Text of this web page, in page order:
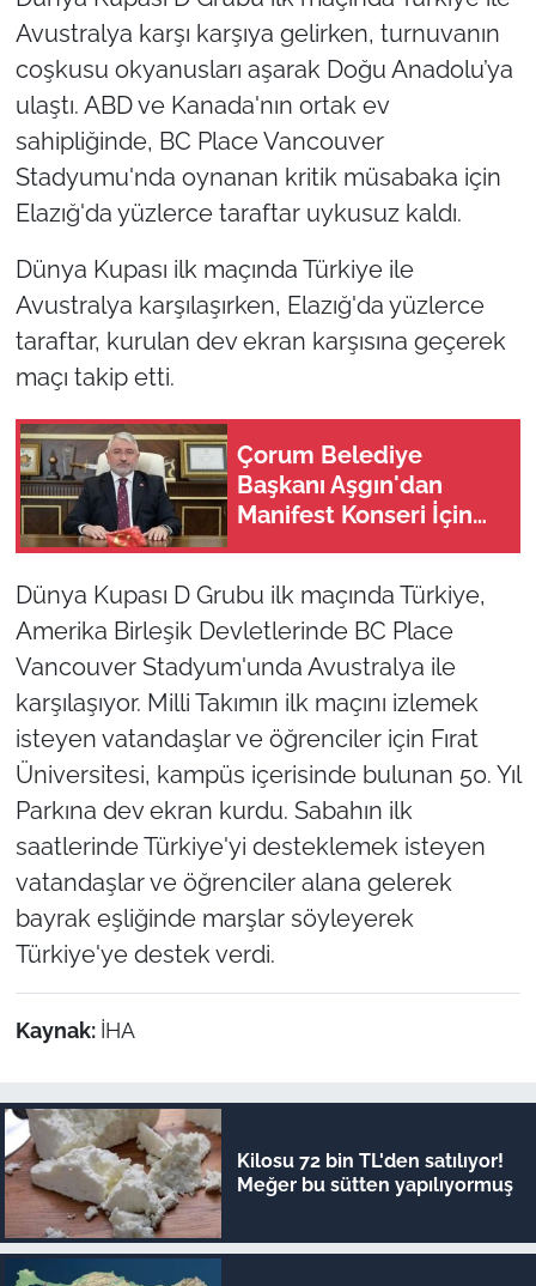
Avustralya karşı karşıya gelirken, turnuvanın
coşkusu okyanusları aşarak Doğu Anadolu’ya
ulaştı. ABD ve Kanada'nın ortak ev
sahipliğinde, BC Place Vancouver
Stadyumu'nda oynanan kritik müsabaka için
Elazığ'da yüzlerce taraftar uykusuz kaldı.
Dünya Kupası ilk maçında Türkiye ile
Avustralya karşılaşırken, Elazığ'da yüzlerce
taraftar, kurulan dev ekran karşısına geçerek
maçı takip etti.
Çorum Belediye
Başkanı Aşgın'dan
Manifest Konseri İçin
Dünya Kupası D Grubu ilk maçında Türkiye,
Amerika Birleşik Devletlerinde BC Place
Vancouver Stadyum'unda Avustralya ile
karşılaşıyor. Milli Takımın ilk maçını izlemek
isteyen vatandaşlar ve öğrenciler için Fırat
Üniversitesi, kampüs içerisinde bulunan 50. Yıl
Parkına dev ekran kurdu. Sabahın ilk
saatlerinde Türkiye'yi desteklemek isteyen
vatandaşlar ve öğrenciler alana gelerek
bayrak eşliğinde marşlar söyleyerek
Türkiye'ye destek verdi.
Kaynak: İHA
Kilosu 72 bin TL'den satılıyor!
Meğer bu sütten yapılıyormuş